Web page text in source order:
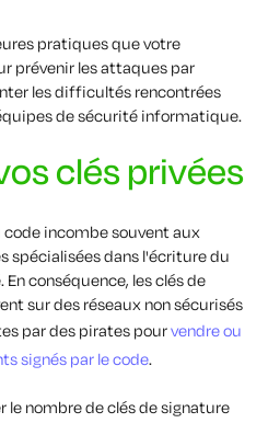
pratiques que votre
prévenir les attaques par
les difficultés rencontrées
de sécurité informatique.
clés privées
code incombe souvent aux
spécialisées dans l'écriture du
conséquence, les clés de
sur des réseaux non sécurisés
par des pirates pourvendre ou
signés par le code.
nombre de clés de signature